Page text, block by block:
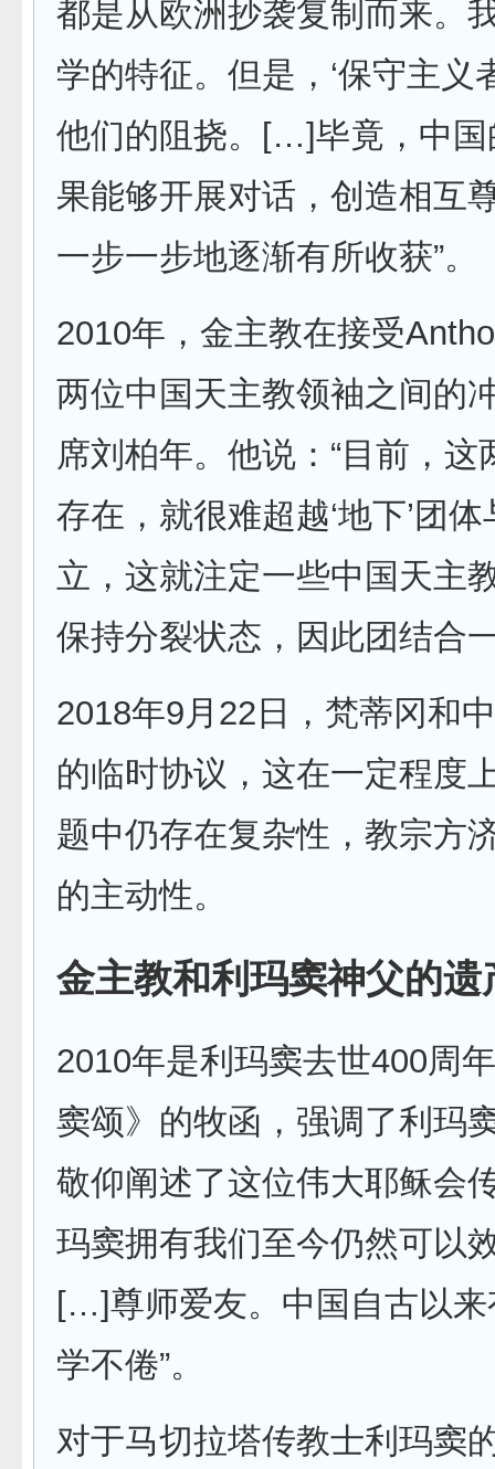
都是从欧洲抄袭复制而来。
学的特征。但是，‘保守主
他们的阻挠。[…]毕竟，中国
果能够开展对话，创造相互
一步一步地逐渐有所收获”。
2010年，金主教在接受
两位中国天主教领袖之间的
席刘柏年。他说：“目前，
存在，就很难超越‘地下’团
立，这就注定一些中国天主
保持分裂状态，因此团结合
2018年9月22日，梵蒂冈和
的临时协议，这在一定程度
题中仍存在复杂性，教宗方
的主动性。
金主教和利玛窦神父的遗
2010年是利玛窦去世400周
窦颂》的牧函，强调了利玛
敬仰阐述了这位伟大耶稣会
玛窦拥有我们至今仍然可以
[…]尊师爱友。中国自古以
学不倦”。
对于马切拉塔传教士利玛窦